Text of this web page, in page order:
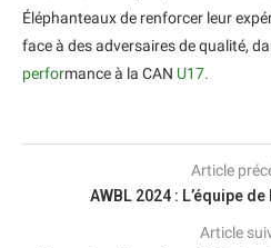
Éléphanteaux de renforcer leur
face à des adversaires de qualité,
performance à la CAN U17.
Article
AWBL 2024 : L’équipe
Article